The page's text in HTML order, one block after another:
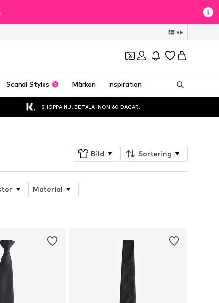
SE
Scandi Styles Märken Inspiration
SHOPPA NU. BETALA INOM 60 DAGAR.
Bild Sortering
Material